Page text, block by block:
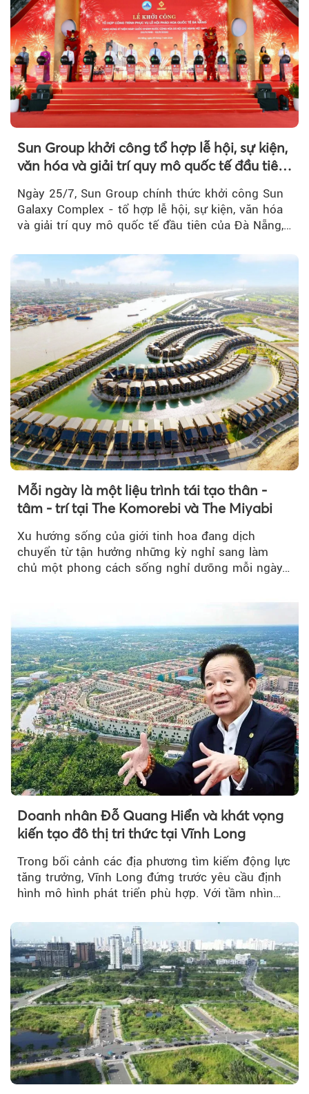
Sun Group khởi công tổ hợp lễ hội, sự kiện,
văn hóa và giải trí quy mô quốc tế đầu tiên
Ngày 25/7, Sun Group chính thức khởi công Sun
Galaxy Complex - tổ hợp lễ hội, sự kiện, văn hóa
và giải trí quy mô quốc tế đầu tiên của Đà Nẵng,…
Mỗi ngày là một liệu trình tái tạo thân -
tâm - trí tại The Komorebi và The Miyabi
Xu hướng sống của giới tinh hoa đang dịch
chuyển từ tận hưởng những kỳ nghỉ sang làm
chủ một phong cách sống nghỉ dưỡng mỗi ngày…
Doanh nhân Đỗ Quang Hiển và khát vọng
kiến tạo đô thị tri thức tại Vĩnh Long
Trong bối cảnh các địa phương tìm kiếm động lực
tăng trưởng, Vĩnh Long đứng trước yêu cầu định
hình mô hình phát triển phù hợp. Với tầm nhìn